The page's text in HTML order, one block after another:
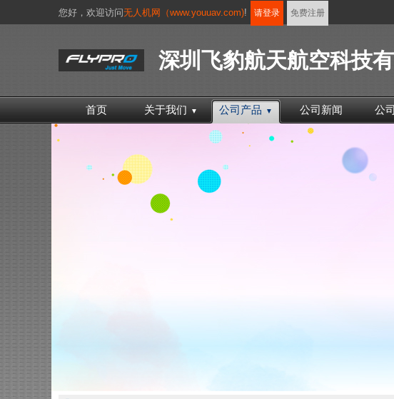
您好， 欢迎访问无人机网（www.youuav.com)! 请登录 免费注册
深圳飞豹航天航空科技
首页 关于我们 ▼ 公司产品 ▼ 公司新闻 公